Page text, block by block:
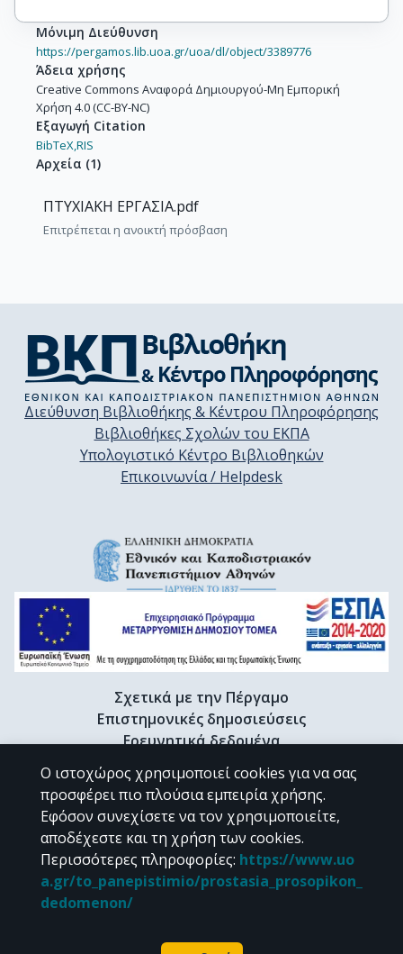
Μόνιμη Διεύθυνση
https://pergamos.lib.uoa.gr/uoa/dl/object/3389776
Άδεια χρήσης
Creative Commons Αναφορά Δημιουργού-Μη Εμπορική
Χρήση 4.0 (CC-BY-NC)
Εξαγωγή Citation
BibTeX,RIS
Αρχεία (1)
ΠΤΥΧΙΑΚΗ ΕΡΓΑΣΙΑ.pdf
Επιτρέπεται η ανοικτή πρόσβαση
Διεύθυνση Βιβλιοθήκης & Κέντρου Πληροφόρησης
Βιβλιοθήκες Σχολών του ΕΚΠΑ
Υπολογιστικό Κέντρο Βιβλιοθηκών
Επικοινωνία / Helpdesk
Σχετικά με την Πέργαμο
Επιστημονικές δημοσιεύσεις
Ερευνητικά δεδομένα
Διδακτορικές διατριβές & Γκρίζα βιβλιογραφία
Προφίλ Ερευνητή
CC BY-NC 4.0
Εκτός αν αναφέρεται διαφορετικά, το υλικό της "Περγάμου" διατίθεται
Powered by
Ο ιστοχώρος χρησιμοποιεί cookies για να σας
προσφέρει πιο πλούσια εμπειρία χρήσης.
Εφόσον συνεχίσετε να τον χρησιμοποιείτε,
αποδέχεστε και τη χρήση των cookies.
Περισσότερες πληροφορίες: https://www.uo
a.gr/to_panepistimio/prostasia_prosopikon_
dedomenon/